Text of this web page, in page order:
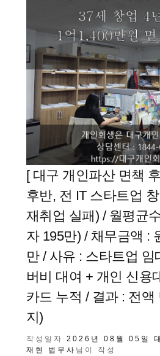
[ 대구 개인파산 면책
후반, 전 IT 스타트업
재취업 실패) / 월평균
자 195만) / 채무금액 :
만 / 사유 : 스타트업 임
버비 대여 + 개인 신용
카드 누적 / 결과 : 전액
지)
작성일자 2026년 08월 05일
재현 법무사 님이 작성